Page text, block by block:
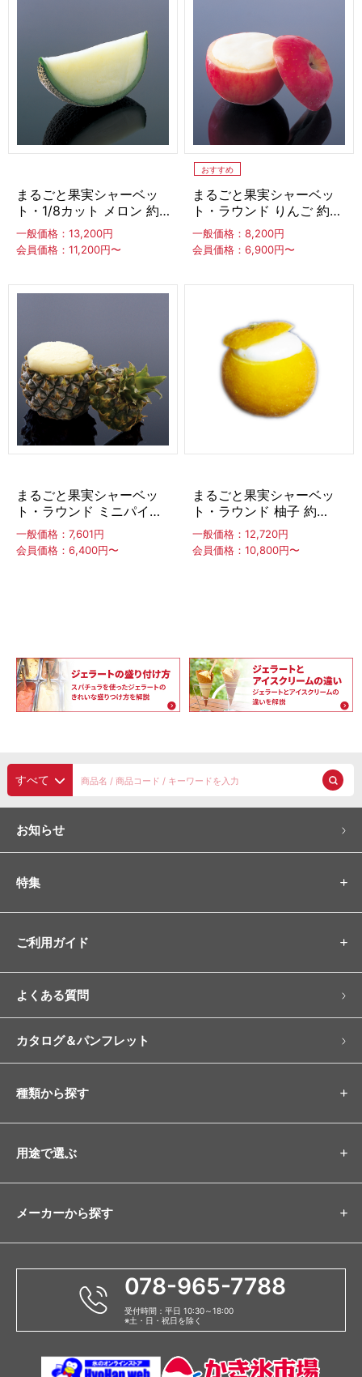
MARULLO
練乳・コンデンスミルク
ギフト
カップ・カトラリー（スプーン他）
スプーン
その他カトラリー（フォーク他）
ストロースプーンストロー
カップ
ディッシャー スパチュラ（アイスヘラ） ディッパー
フードマシン
フリーザー（冷凍庫）
チェスト型冷凍庫
販促アイテム
容器（ボトル） ポワラー アルコール消毒
まるごと果実シャーベッ
ト・1/8カット メロン 約
120ml ×20個
一般価格：13,200円
会員価格：11,200円〜
おすすめ
まるごと果実シャーベッ
ト・ラウンド りんご 約
150ml ×10個
一般価格：8,200円
会員価格：6,900円〜
まるごと果実シャーベッ
ト・ラウンド ミニパイン
約100ml ×10個
一般価格：7,601円
会員価格：6,400円〜
まるごと果実シャーベッ
ト・ラウンド 柚子 約
60ml ×24個
一般価格：12,720円
会員価格：10,800円〜
すべて
お知らせ
特集
ご利用ガイド
よくある質問
カタログ＆パンフレット
種類から探す
用途で選ぶ
メーカーから探す
078-965-7788
受付時間：平日 10:30～18:00
※土・日・祝日を除く